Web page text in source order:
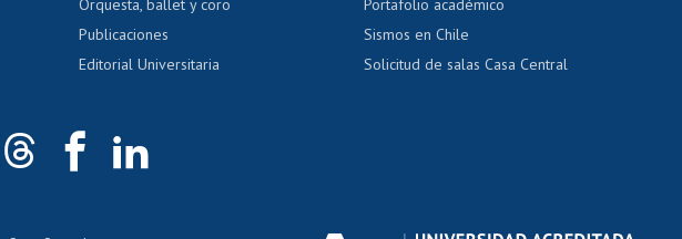
Orquesta, ballet y coro
Publicaciones
Editorial Universitaria
Portafolio académico
Sismos en Chile
Solicitud de salas Casa Central